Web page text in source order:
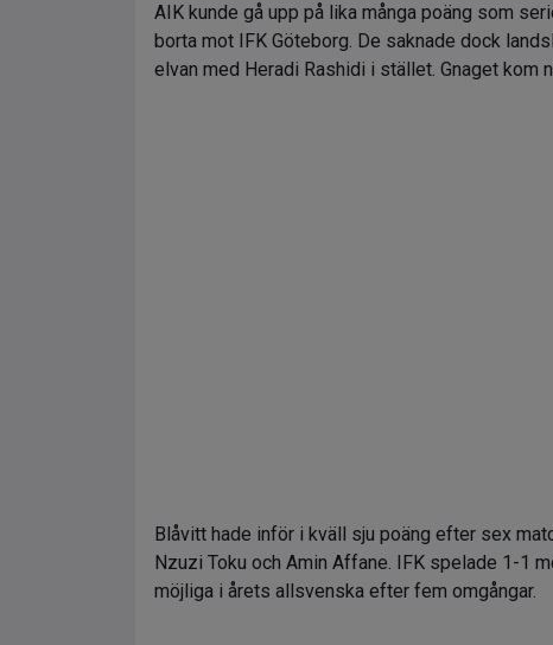
AIK kunde gå upp på lika många poäng som
borta mot IFK Göteborg. De saknade dock
elvan med Heradi Rashidi i stället. Gnaget kom
Blåvitt hade inför i kväll sju poäng efter sex
Nzuzi Toku och Amin Affane. IFK spelade 1-1
möjliga i årets allsvenska efter fem omgångar.